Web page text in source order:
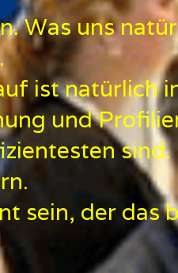
Was uns
ist natürlich
und
sein, der das